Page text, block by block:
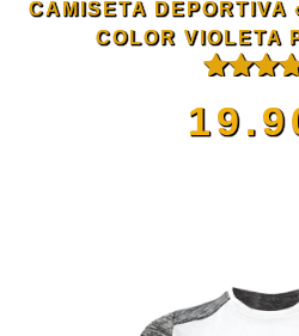
CAMISETA DEPORTIVA
COLOR VIOLETA
con5.00